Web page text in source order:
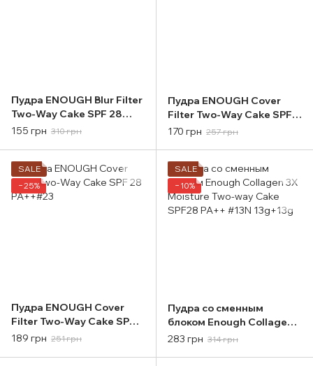
Пудра ENOUGH Blur Filter
Two-Way Cake SPF 28
PA++#23
155 грн 310 грн
Пудра ENOUGH Cover
Filter Two-Way Cake SPF
28 PA++#13
170 грн 257 грн
SALE
−25%
Пудра ENOUGH Cover
Filter Two-Way Cake SPF
28 PA++#23
189 грн 251 грн
SALE
−10%
Пудра со сменным
блоком Enough Collagen
3X Moisture Two-way Cake
283 грн 314 грн